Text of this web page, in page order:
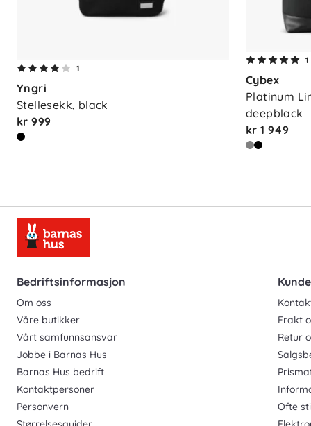
1
Yngri
Stellesekk, black
kr 999
1
Cybex
Platinum
deepblack
kr 1 949
Bedriftsinformasjon
Om oss
Våre butikker
Vårt samfunnsansvar
Jobbe i Barnas Hus
Barnas Hus bedrift
Kontaktpersoner
Personvern
Frakt
Retur
Ofte